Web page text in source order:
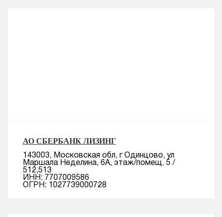
АО СБЕРБАНК ЛИЗИНГ
143003, Московская обл, г Одинцово, ул
Маршала Неделина, 6А, этаж/помещ. 5 /
512,513
ИНН: 7707009586
ОГРН: 1027739000728